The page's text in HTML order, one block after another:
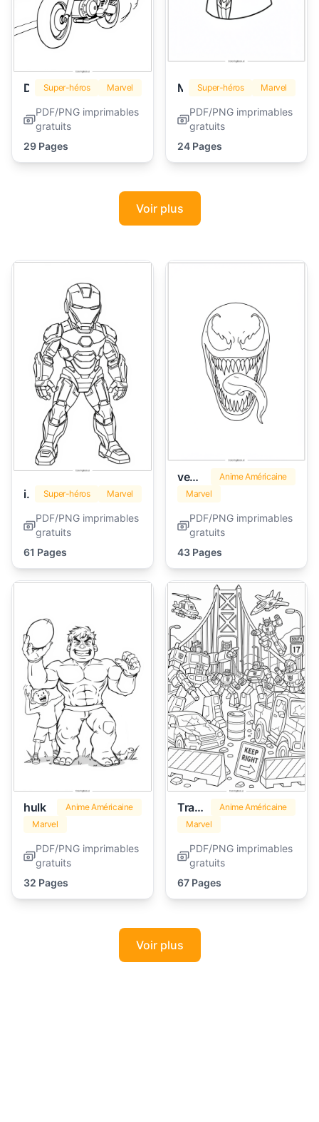
Super-héros Marvel
PDF/PNG imprimables
gratuits
29 Pages
Super-héros Marvel
PDF/PNG imprimables
gratuits
24 Pages
Voir plus
iron man Super-héros Marvel
PDF/PNG imprimables
gratuits
61 Pages
venom
Anime Américaine
Marvel
PDF/PNG imprimables
gratuits
43 Pages
hulk
Anime Américaine
Marvel
PDF/PNG imprimables
gratuits
32 Pages
Transformers
Anime Américaine
Marvel
PDF/PNG imprimables
gratuits
67 Pages
Voir plus